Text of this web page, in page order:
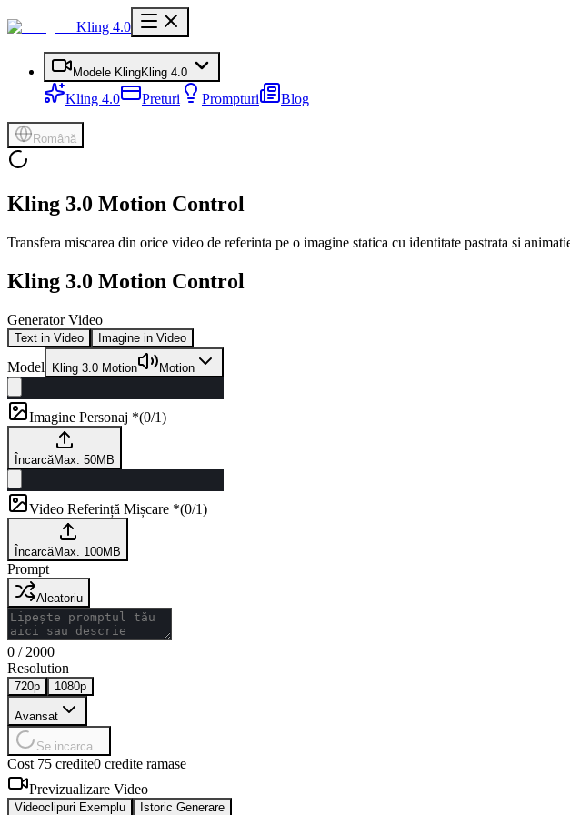
Kling 4.0
Modele KlingKling 4.0
Kling 4.0 Preturi Prompturi Blog
Română
Kling 3.0 Motion Control
Transfera miscarea din orice video de referinta pe o imagine statica cu identitate pastrata si
Kling 3.0 Motion Control
Generator Video
Text in Video Imagine in Video
Model Kling 3.0 Motion Motion
Imagine Personaj *(0/1)
ÎncarcăMax. 50MB
Video Referință Mișcare *(0/1)
ÎncarcăMax. 100MB
Prompt
Aleatoriu
0 / 2000
Resolution
720p 1080p
Avansat
Se incarca...
Cost 75 credite0 credite ramase
Previzualizare Video
Videoclipuri Exemplu Istoric Generare